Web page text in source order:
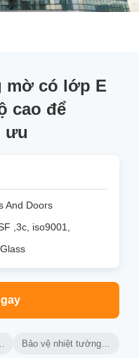
mờ có lớp E
cao để
ưu
And Doors
,3c, iso9001,
nhôm Bảo vệ nhiệt tường rèm thông gió